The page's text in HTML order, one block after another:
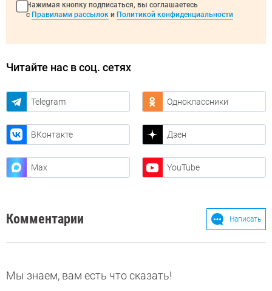
Нажимая кнопку подписаться, вы соглашаетесь
с Правилами рассылок и Политикой конфиденциальности
Читайте нас в соц. сетях
Telegram Одноклассники
ВКонтакте Дзен
Max YouTube
Комментарии Написать
Мы знаем, вам есть что сказать!